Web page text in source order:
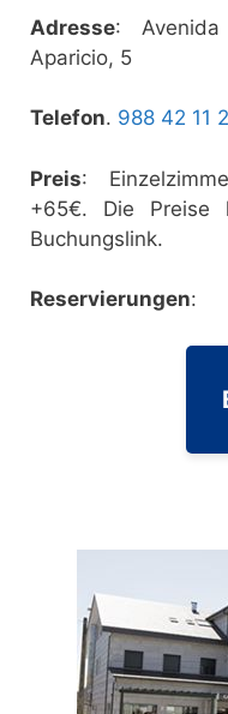
Adresse:
Aparicio, 5
Telefon. 988 42 11
Preis:
+65€. Die Preise
Buchungslink.
Reservierungen: